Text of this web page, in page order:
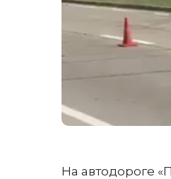
На автодороге